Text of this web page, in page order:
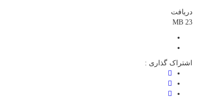
دریافت
23 MB
اشتراک گذاری :